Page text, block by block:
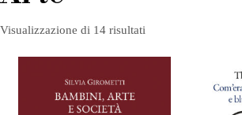
Visualizzazione di 14 risultati